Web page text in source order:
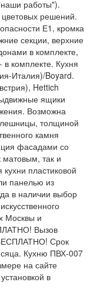
работы").
решений.
Е1, кромка
секции, верхние
в комплекте,
комплекте. Кухня
Италия)/Boyard.
Hettich
ящики
Возможна
толщиной
камня
фасадами со
матовым, так и
пластиковой
панелью из
в наличии выбор
Москвы и
Вызов
Срок
Кухню ПВХ-007
на сайте
в